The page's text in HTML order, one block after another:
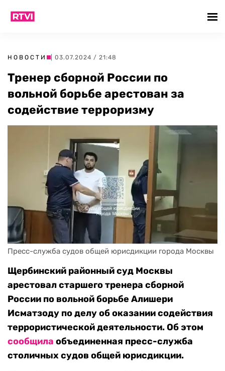
НОВОСТИ | 03.07.2024 / 21:48
Тренер сборной России по
вольной борьбе арестован за
содействие терроризму
Пресс-служба судов общей юрисдикции города Москвы
Щербинский районный суд Москвы
арестовал старшего тренера сборной
России по вольной борьбе Алишери
Исматзоду по делу об оказании содействия
террористической деятельности. Об этом
сообщила объединенная пресс-служба
столичных судов общей юрисдикции.